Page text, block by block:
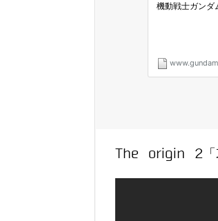
The origin 2「